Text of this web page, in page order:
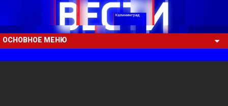
ОСНОВНОЕ МЕНЮ